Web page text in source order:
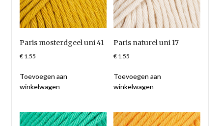
Paris mosterdgeel uni 41
€1.55
Toevoegen aan
winkelwagen
Paris naturel uni 17
€ 1.55
Toevoegen aan
winkelwagen